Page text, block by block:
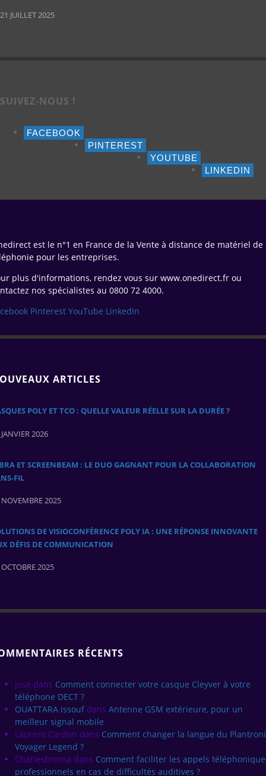
21 JUILLET 2025
SUIVEZ-NOUS !
FACEBOOK
PINTEREST
YOUTUBE
LINKEDIN
est le n°1 en France de la Vente à distance de matériel de
pour les entreprises.
plus d'informations, rendez vous sur www.onedirect.fr ou
nos spécialistes au 0800 72 4000.
Pinterest YouTube LinkedIn
ARTICLES
POLY ET TCO : QUELLE VALEUR RÉELLE SUR LA DURÉE ?
2026
ET SCREENBEAM : LE DUO GAGNANT POUR LA COLLABORATION
2025
DE VISIOCONFÉRENCE POLY IA : UNE RÉPONSE INNOVANTE
DÉFIS DE COMMUNICATION
2025
RÉCENTS
jose dans Comment connecter votre casque Cleyver à votre
téléphone DECT ?
OUATTARA issouf dans Antenne GSM extérieure, pour un
meilleur signal mobile
Laurent Cardon dans Comment changer la langue du
Voyager Legend ?
Charlesbroma dans Comment faciliter les appels
professionnels en cas de difficultés auditives ?